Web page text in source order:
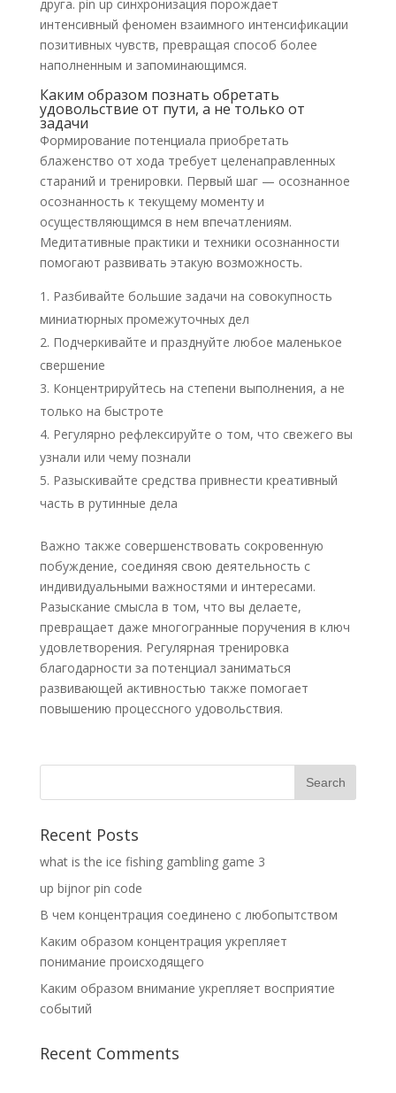
друга. pin up синхронизация порождает
интенсивный феномен взаимного интенсификации
позитивных чувств, превращая способ более
наполненным и запоминающимся.
Каким образом познать обретать
удовольствие от пути, а не только от
задачи
Формирование потенциала приобретать
блаженство от хода требует целенаправленных
стараний и тренировки. Первый шаг — осознанное
осознанность к текущему моменту и
осуществляющимся в нем впечатлениям.
Медитативные практики и техники осознанности
помогают развивать этакую возможность.
Разбивайте большие задачи на совокупность
миниатюрных промежуточных дел
Подчеркивайте и празднуйте любое маленькое
свершение
Концентрируйтесь на степени выполнения, а не
только на быстроте
Регулярно рефлексируйте о том, что свежего вы
узнали или чему познали
Разыскивайте средства привнести креативный
часть в рутинные дела
Важно также совершенствовать сокровенную
побуждение, соединяя свою деятельность с
индивидуальными важностями и интересами.
Разыскание смысла в том, что вы делаете,
превращает даже многогранные поручения в ключ
удовлетворения. Регулярная тренировка
благодарности за потенциал заниматься
развивающей активностью также помогает
повышению процессного удовольствия.
Recent Posts
what is the ice fishing gambling game 3
up bijnor pin code
В чем концентрация соединено с любопытством
Каким образом концентрация укрепляет
понимание происходящего
Каким образом внимание укрепляет восприятие
событий
Recent Comments